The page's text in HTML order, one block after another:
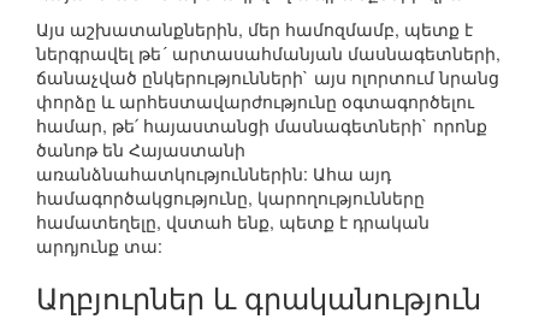
Այս աշխատանքներին, մեր համոզմամբ, պետք է
ներգրավել թե´ արտասահմանյան մասնագետների,
ճանաչված ընկերությունների` այս ոլորտում նրանց
փորձը և արհեստավարժությունը օգտագործելու
համար, թե՛ հայաստանցի մասնագետների` որոնք
ծանոթ են Հայաստանի
առանձնահատկություններին: Ահա այդ
համագործակցությունը, կարողությունները
համատեղելը, վստահ ենք, պետք է դրական
արդյունք տա:
Աղբյուրներ և գրականություն